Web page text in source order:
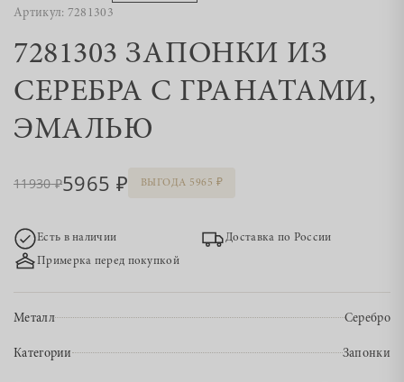
Артикул: 7281303
7281303 ЗАПОНКИ ИЗ
СЕРЕБРА С ГРАНАТАМИ,
ЭМАЛЬЮ
11930 5965 ВЫГОДА 5965
Есть в наличии
Доставка по России
Примерка перед покупкой
Металл Серебро
Категории Запонки